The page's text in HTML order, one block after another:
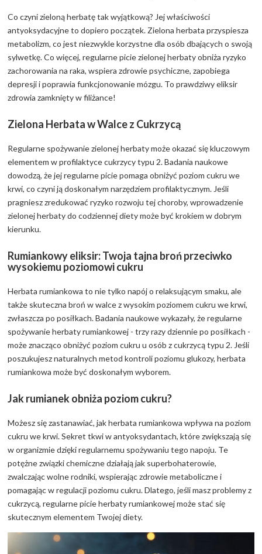
Co czyni zieloną herbatę tak wyjątkową? Jej właściwości
antyoksydacyjne to dopiero początek. Zielona herbata przyspiesza
metabolizm, co jest niezwykle korzystne dla osób dbających o swoją
sylwetkę. Co więcej, regularne picie zielonej herbaty obniża ryzyko
zachorowania na raka, wspiera zdrowie psychiczne, zapobiega
depresji i poprawia funkcjonowanie mózgu. To prawdziwy eliksir
zdrowia zamknięty w filiżance!
Zielona Herbata w Walce z Cukrzycą
Regularne spożywanie zielonej herbaty może okazać się kluczowym
elementem w profilaktyce cukrzycy typu 2. Badania naukowe
dowodzą, że jej regularne picie pomaga obniżyć poziom cukru we
krwi, co czyni ją doskonałym narzędziem profilaktycznym. Jeśli
pragniesz zredukować ryzyko rozwoju tej choroby, wprowadzenie
zielonej herbaty do codziennej diety może być krokiem w dobrym
kierunku.
Rumiankowy eliksir: Twoja tajna broń przeciwko
wysokiemu poziomowi cukru
Herbata rumiankowa to nie tylko napój o relaksującym smaku, ale
także skuteczna broń w walce z wysokim poziomem cukru we krwi,
zwłaszcza po posiłkach. Badania naukowe wykazały, że regularne
spożywanie herbaty rumiankowej - trzy razy dziennie po posiłkach -
może znacząco obniżyć poziom cukru u osób z cukrzycą typu 2. Jeśli
poszukujesz naturalnych metod kontroli poziomu glukozy, herbata
rumiankowa może być doskonałym wyborem.
Jak rumianek obniża poziom cukru?
Możesz się zastanawiać, jak herbata rumiankowa wpływa na poziom
cukru we krwi. Sekret tkwi w antyoksydantach, które zwiększają się
w organizmie dzięki regularnemu spożywaniu tego napoju. Te
potężne związki chemiczne działają jak superbohaterowie,
zwalczając wolne rodniki, wspierając zdrowie metaboliczne i
pomagając w regulacji poziomu cukru. Dlatego, jeśli masz problemy z
cukrzycą, regularne picie herbaty rumiankowej może stać się
skutecznym elementem Twojej diety.